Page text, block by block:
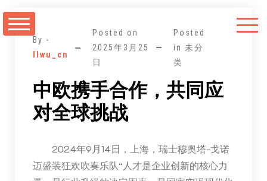
至
By -
llwu_cn
Posted on
2025年3月25
日
Posted
in 未分
类
中欧携手合作，共同应
对全球挑战
2024年9月14日，上海，瑞士穆奥塔-戈诺
迈盛装狂欢吹奏乐队“人才是企业创新的核心力